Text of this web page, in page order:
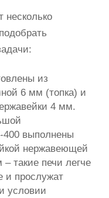
несколько
из
6 мм (топка) и
4 мм.
400 выполнены
нержавеющей
такие печи легче
и прослужат
условии